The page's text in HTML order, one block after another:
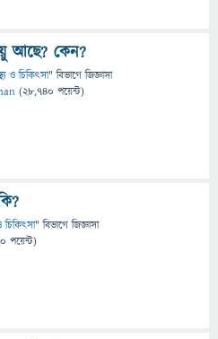
আছে? কেন?
ও চিকিৎসা" বিভাগে জিজ্ঞাসা
(28,740 পয়েন্ট)
চিকিৎসা" বিভাগে জিজ্ঞাসা
পয়েন্ট)